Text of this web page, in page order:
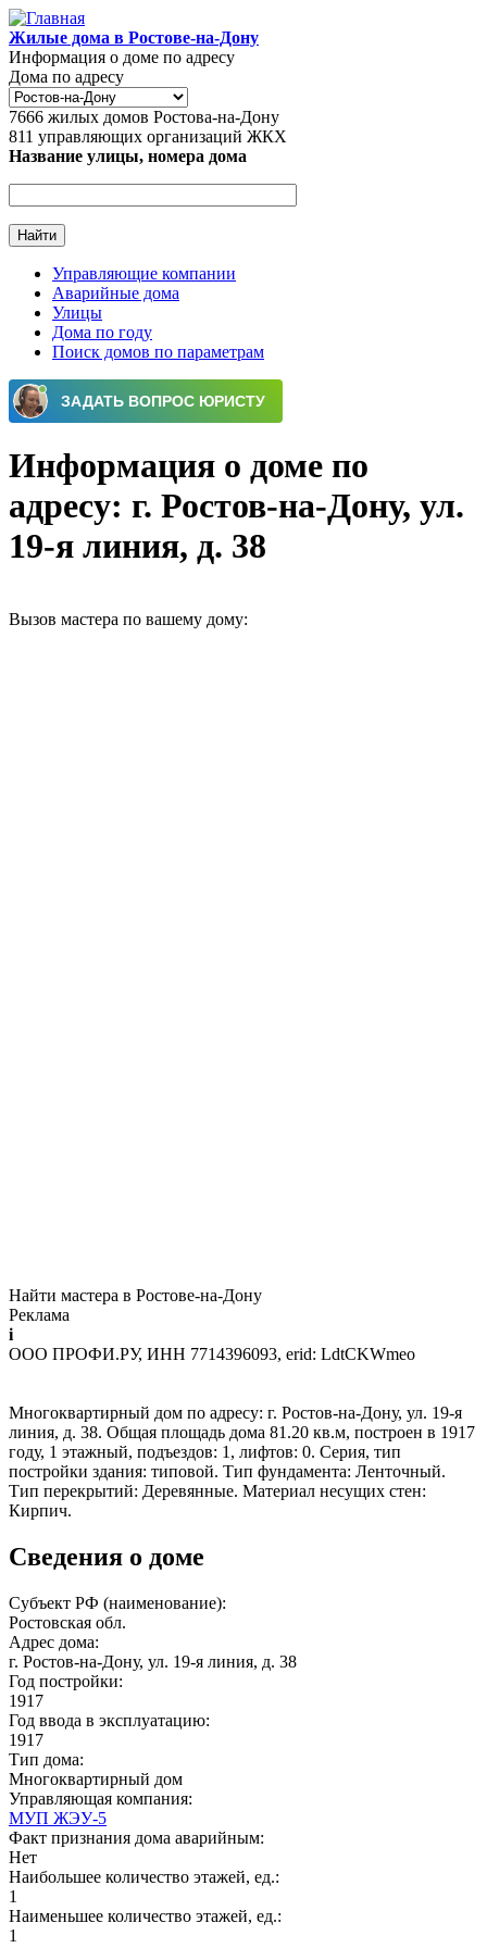
Перейти к основному содержанию
Жилые дома в Ростове-на-Дону
Информация о доме по адресу
Дома по адресу
7666 жилых домов Ростова-на-Дону
811 управляющих организаций ЖКХ
Название улицы, номера дома
Главное меню
Управляющие компании
Аварийные дома
Улицы
Дома по году
Поиск домов по параметрам
Информация о доме по
адресу: г. Ростов-на-Дону, ул.
19-я линия, д. 38
Вызов мастера по вашему дому:
Найти мастера в Ростове-на-Дону
Реклама
i
ООО ПРОФИ.РУ, ИНН 7714396093, erid: LdtCKWmeo
Многоквартирный дом по адресу: г. Ростов-на-Дону, ул. 19-я
линия, д. 38. Общая площадь дома 81.20 кв.м, построен в 1917
году, 1 этажный, подъездов: 1, лифтов: 0. Серия, тип
постройки здания: типовой. Тип фундамента: Ленточный.
Тип перекрытий: Деревянные. Материал несущих стен:
Кирпич.
Сведения о доме
Субъект РФ (наименование):
Ростовская обл.
Адрес дома:
г. Ростов-на-Дону, ул. 19-я линия, д. 38
Год постройки:
1917
Год ввода в эксплуатацию:
1917
Тип дома:
Многоквартирный дом
Управляющая компания:
МУП ЖЭУ-5
Факт признания дома аварийным:
Нет
Наибольшее количество этажей, ед.:
1
Наименьшее количество этажей, ед.:
1